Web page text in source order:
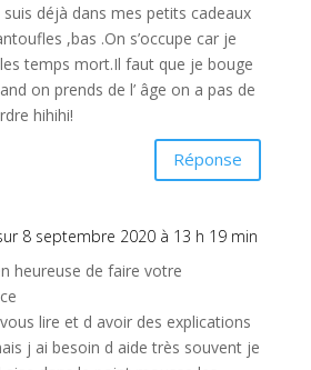
déjà dans mes petits cadeaux
,bas .On s’occupe car je
les temps mort.Il faut que je bouge
on prends de l’ âge on a pas de
hihihi!
Réponse
8 septembre 2020 à 13 h 19 min
heureuse de faire votre
lire et d avoir des explications
j ai besoin d aide très souvent je